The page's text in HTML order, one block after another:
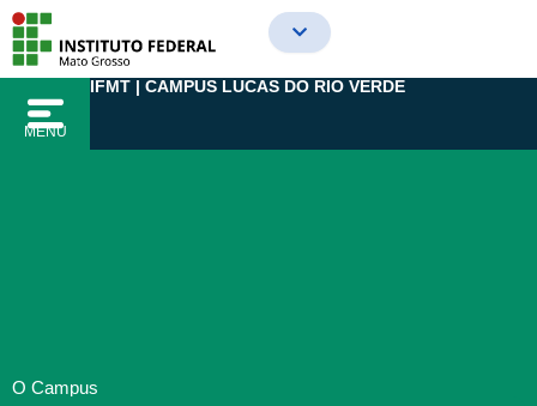
para
conteúdo
MENU
IFMT | CAMPUS LUCAS DO RIO VERDE
O Campus